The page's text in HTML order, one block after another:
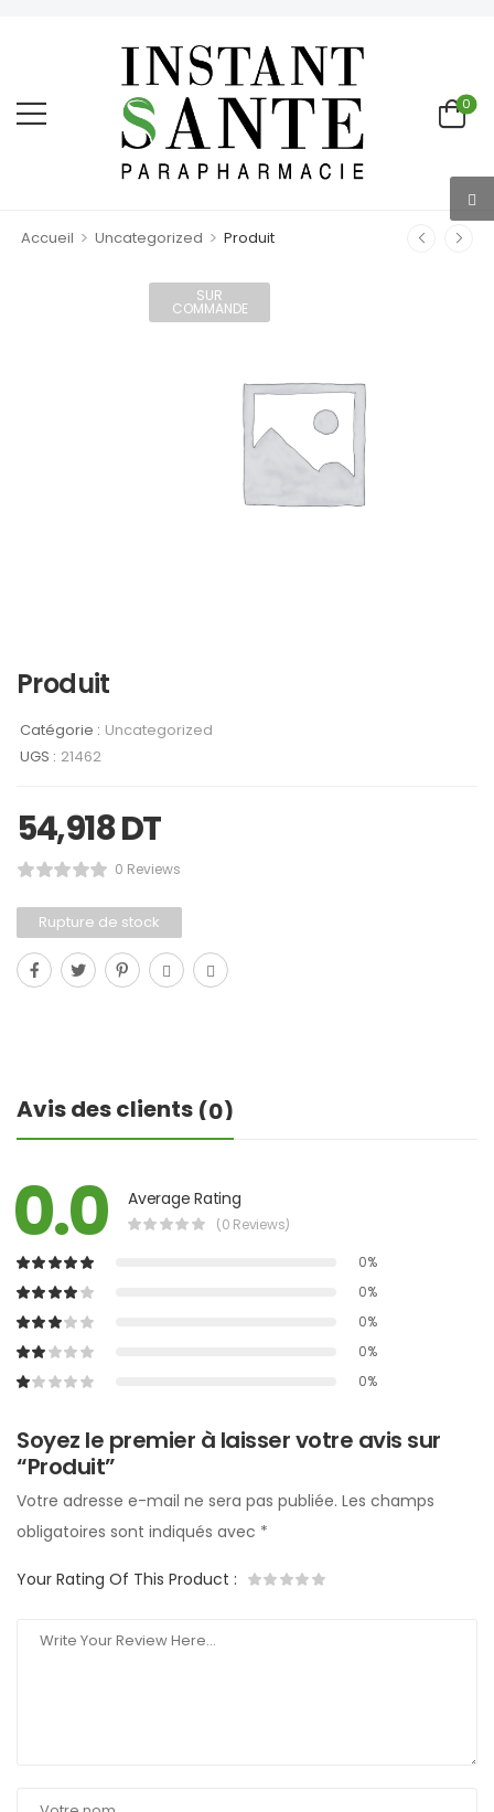
0
Accueil > Uncategorized > Produit
SUR
COMMANDE
Produit
Catégorie : Uncategorized
UGS : 21462
54,918DT
0 Reviews
Rupture de stock
Avis des clients (0)
0.0 Average Rating
(0 Reviews)
0%
0%
0%
0%
0%
Soyez le premier à laisser votre avis sur
“Produit”
Votre adresse e-mail ne sera pas publiée. Les champs
obligatoires sont indiqués avec *
Your Rating Of This Product :